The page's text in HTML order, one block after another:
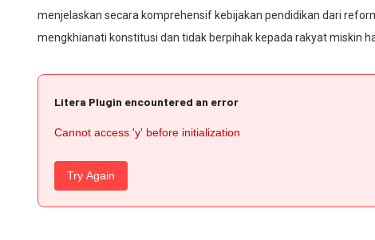
menjelaskan secara komprehensif kebijakan pendidikan dari
mengkhianati konstitusi dan tidak berpihak kepada rakyat miskin
Litera Plugin encountered an error
Cannot access 'y' before initialization
Try Again